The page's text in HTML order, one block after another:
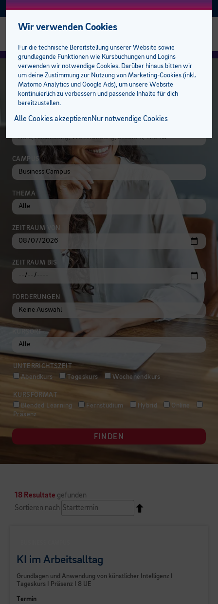
FacebookInstagramLinkedin
Gesundheit
Medizinische Assistenzberufe
Deutsch
Englisch
Spanisch
Weitere Sprachen
Berufsreifeprüfung
Lehrabschluss
Studiengänge
Öffentliche Auftraggeber
Ausbilder:innen
Lehrlinge
Mitarbeiter
Sprachen
Lehre mit Matura
E-Learning plus
Pflichtschulabschluss
100 % online zum Abschluss
Öffentliche Aufträge
Privatpersonen
Unternehmen
Bildungsberatung
bfi Freifahrt Ticket
Unsere Campusbereiche
Pflegeassistenz & Pflegefachassistenz
Standorte
bfi Standort Dornbirn
BFI Team
Trainer:innen
EDV & KI
IM KURSKATALOG STÖBERN
CAMPUS
THEMA
ZEITRAUM VON
ZEITRAUM BIS
FÖRDERUNGEN
KURSORT
UNTERRICHTSZEIT
Abendkurs
Tageskurs Wochenendkurs
KURSFORMAT
Blended Learning
Fernstudium Hybrid
Online
Präsenz
FINDEN
18 Resultate gefunden
Sortieren nach
KI im Arbeitsalltag
Grundlagen und Anwendung von künstlicher Intelligenz I
Tageskurs I Präsenz I 8 UE
Termin
Wir verwenden Cookies
Für die technische Bereitstellung unserer Website sowie
grundlegende Funktionen wie Kursbuchungen und Logins
verwenden wir notwendige Cookies. Darüber hinaus bitten wir
um deine Zustimmung zur Nutzung von Marketing-Cookies (inkl.
Matomo Analytics und Google Ads), um unsere Website
kontinuierlich zu verbessern und passende Inhalte für dich
bereitzustellen.
Alle Cookies akzeptierenNur notwendige Cookies